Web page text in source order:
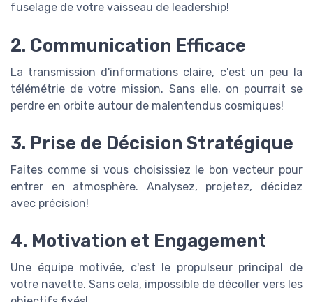
fuselage de votre vaisseau de leadership!
2. Communication Efficace
La transmission d'informations claire, c'est un peu la
télémétrie de votre mission. Sans elle, on pourrait se
perdre en orbite autour de malentendus cosmiques!
3. Prise de Décision Stratégique
Faites comme si vous choisissiez le bon vecteur pour
entrer en atmosphère. Analysez, projetez, décidez
avec précision!
4. Motivation et Engagement
Une équipe motivée, c'est le propulseur principal de
votre navette. Sans cela, impossible de décoller vers les